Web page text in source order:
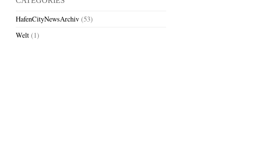
HafenCityNewsArchiv (53)
Welt (1)